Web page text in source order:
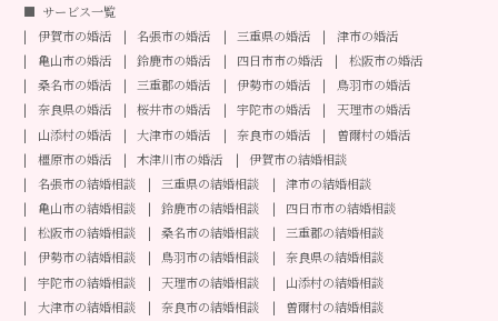
サービス一覧
伊賀市の婚活
名張市の婚活 三重県の婚活
津市の婚活
亀山市の婚活
鈴鹿市の婚活 四日市市の婚活
松阪市の婚活
桑名市の婚活
三重郡の婚活 伊勢市の婚活
鳥羽市の婚活
奈良県の婚活
桜井市の婚活 宇陀市の婚活
天理市の婚活
山添村の婚活
大津市の婚活 奈良市の婚活
曽爾村の婚活
橿原市の婚活
木津川市の婚活
伊賀市の結婚相談
名張市の結婚相談
三重県の結婚相談
津市の結婚相談
亀山市の結婚相談
鈴鹿市の結婚相談
四日市市の結婚相談
松阪市の結婚相談
桑名市の結婚相談
三重郡の結婚相談
伊勢市の結婚相談
鳥羽市の結婚相談
奈良県の結婚相談
宇陀市の結婚相談
天理市の結婚相談
山添村の結婚相談
大津市の結婚相談
奈良市の結婚相談
曽爾村の結婚相談